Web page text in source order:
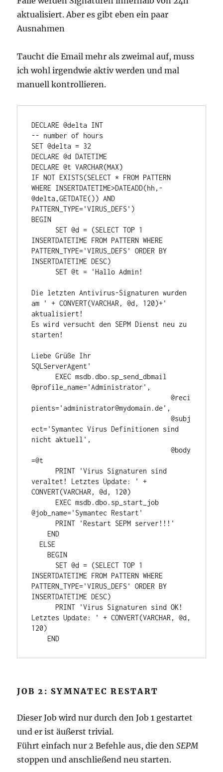
aktualisiert. Aber es gibt eben ein paar
Ausnahmen
Taucht die Email mehr als zweimal auf, muss
ich wohl irgendwie aktiv werden und mal
manuell kontrollieren.
DECLARE @delta INT
-- number of hours
SET @delta = 32
DECLARE @d DATETIME
DECLARE @t VARCHAR(MAX)
IF NOT EXISTS(SELECT * FROM PATTERN
WHERE INSERTDATETIME>DATEADD(hh,-
@delta,GETDATE()) AND
PATTERN_TYPE='VIRUS_DEFS')
BEGIN
INSERTDATETIME FROM PATTERN WHERE
PATTERN_TYPE='VIRUS_DEFS' ORDER BY
INSERTDATETIME DESC)
Die letzten Antivirus-Signaturen wurden
am ' + CONVERT(VARCHAR, @d, 120)+'
aktualisiert!
Es wird versucht den SEPM Dienst neu zu
starten!
Liebe Grüße Ihr
SQLServerAgent'
@profile_name='Administrator',
pients='administrator@mydomain.de',
ect='Symantec Virus Definitionen sind
nicht aktuell',
=@t
veraltet! Letztes Update: ' +
CONVERT(VARCHAR, @d, 120)
@job_name='Symantec Restart'
    BEGIN
INSERTDATETIME FROM PATTERN WHERE
PATTERN_TYPE='VIRUS_DEFS' ORDER BY
INSERTDATETIME DESC)
Letztes Update: ' + CONVERT(VARCHAR, @d,
120)
JOB 2: SYMNATEC RESTART
Dieser Job wird nur durch den Job 1 gestartet
und er ist äußerst trivial.
Führt einfach nur 2 Befehle aus, die denSEPM
stoppen und anschließend neu starten.